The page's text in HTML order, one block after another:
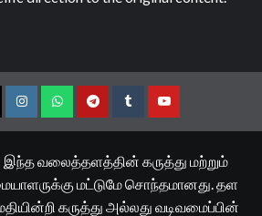
InstagramWhatsappTelegramTumblrYouTube
இந்த வலைத்தளத்தின் கருத்து மற்றும்
மட்டுமே சொந்தமானது. தள
கருத்து அல்லது வடிவமைப்பின்